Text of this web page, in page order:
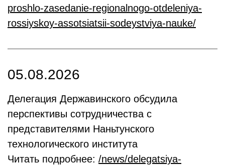
proshlo-zasedanie-regionalnogo-otdeleniya-
rossiyskoy-assotsiatsii-sodeystviya-nauke/
05.08.2026
Делегация Державинского обсудила
перспективы сотрудничества с
представителями Наньтунского
технологического института
Читать подробнее: /news/delegatsiya-